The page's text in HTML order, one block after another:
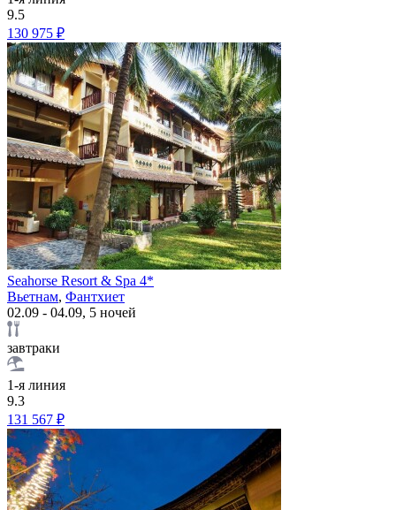
9.5
130 975 ₽
Seahorse Resort & Spa 4*
Вьетнам, Фантхиет
02.09 - 04.09, 5 ночей
завтраки
1-я линия
9.3
131 567 ₽